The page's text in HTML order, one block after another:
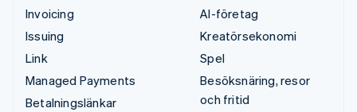
Invoicing
Issuing
Link
Managed Payments
Betalningslänkar
AI-företag
Kreatörsekonomi
Spel
Besöksnäring, resor
och fritid